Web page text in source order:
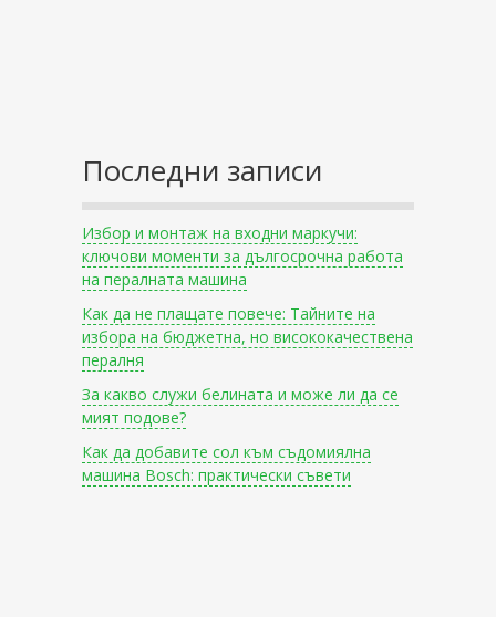
Последни записи
Избор и монтаж на входни маркучи:
ключови моменти за дългосрочна работа
на пералната машина
Как да не плащате повече: Тайните на
избора на бюджетна, но висококачествена
пералня
За какво служи белината и може ли да се
мият подове?
Как да добавите сол към съдомиялна
машина Bosch: практически съвети